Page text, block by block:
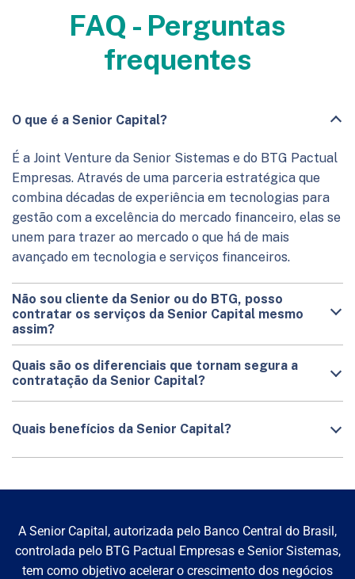
FAQ - Perguntas
frequentes
O que é a Senior Capital?
É a Joint Venture da Senior Sistemas e do BTG Pactual
Empresas. Através de uma parceria estratégica que
combina décadas de experiência em tecnologias para
gestão com a excelência do mercado financeiro, elas se
unem para trazer ao mercado o que há de mais
avançado em tecnologia e serviços financeiros.
Não sou cliente da Senior ou do BTG, posso
contratar os serviços da Senior Capital mesmo
assim?
Quais são os diferenciais que tornam segura a
contratação da Senior Capital?
Quais benefícios da Senior Capital?
A Senior Capital, autorizada pelo Banco Central do Brasil,
controlada pelo BTG Pactual Empresas e Senior Sistemas,
tem como objetivo acelerar o crescimento dos negócios